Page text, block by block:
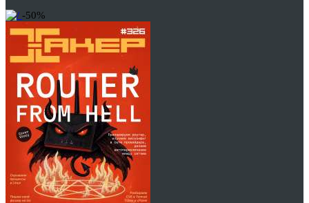
-50%